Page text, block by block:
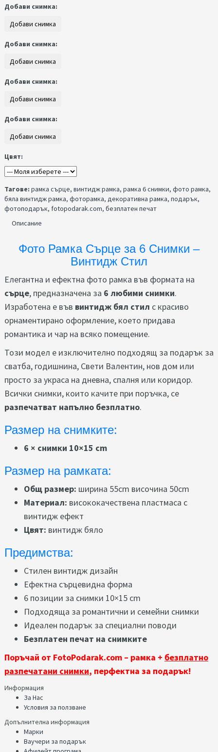
Добави снимка:
Добави снимка:
Добави снимка:
Добави снимка:
Цвят:
Тагове: рамка сърце, винтидж рамка, рамка 6 снимки, фото рамка,
бяла винтидж рамка, фоторамка, декоративна рамка, подарък,
фотоподарък, fotopodarak.com, безплатен печат
Описание
Фото Рамка Сърце за 6 Снимки –
Винтидж Стил
Елегантна и ефектна фото рамка във формата на
сърце, предназначена за 6 любими снимки.
Изработена е във винтидж бял стил с красиво
орнаментирано оформление, което придава
романтика и чар на всяко помещение.
Този модел е изключително подходящ за подарък за
сватба, годишнина, Свети Валентин, нов дом или
просто за украса на дневна, спалня или коридор.
Всички снимки, които качите при поръчка, се
разпечатват напълно безплатно.
Размер на снимките:
6 × снимки 10×15 cm
Размер на рамката:
Общ размер: ширина 55cm височина 50cm
Материал: висококачествена пластмаса с
винтидж ефект
Цвят: винтидж бяло
Предимства:
Стилен винтидж дизайн
Ефектна сърцевидна форма
6 позиции за снимки 10×15 cm
Подходяща за романтични и семейни снимки
Идеален подарък за специални поводи
Безплатен печат на снимките
Поръчай от FotoPodarak.com – рамка + безплатно
разпечатани снимки, перфектна за подарък!
Информация
За Нас
Условия за ползване
Допълнителна информация
Марки
Ваучери за подарък